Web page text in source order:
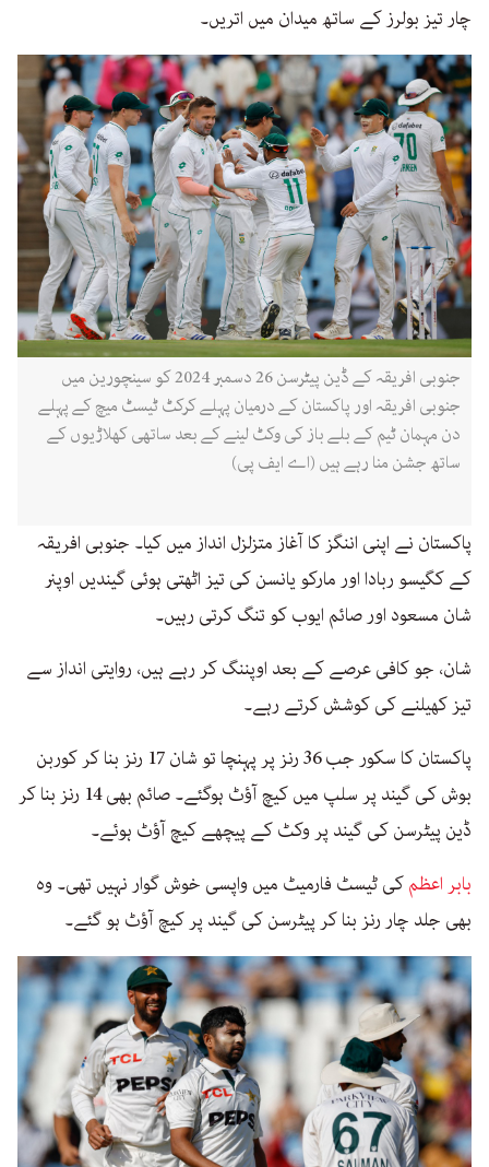
چار تیز بولرز کے ساتھ میدان میں اتریں۔
جنوبی افریقہ کے ڈین پیٹرسن 26 دسمبر 2024 کو سینچورین میں
جنوبی افریقہ اور پاکستان کے درمیان پہلے کرکٹ ٹیسٹ میچ کے پہلے
دن مہمان ٹیم کے بلے باز کی وکٹ لینے کے بعد ساتھی کھلاڑیوں کے
ساتھ جشن منا رہے ہیں (اے ایف پی)
پاکستان نے اپنی اننگز کا آغاز متزلزل انداز میں کیا۔ جنوبی افریقہ
کے کگیسو ربادا اور مارکو یانسن کی تیز اٹھتی ہوئی گیندیں اوپنر
شان مسعود اور صائم ایوب کو تنگ کرتی رہیں۔
شان، جو کافی عرصے کے بعد اوپننگ کر رہے ہیں، روایتی انداز سے
تیز کھیلنے کی کوشش کرتے رہے۔
پاکستان کا سکور جب 36 رنز پر پہنچا تو شان 17 رنز بنا کر کوربن
بوش کی گیند پر سلپ میں کیچ آؤٹ ہوگئے۔ صائم بھی 14 رنز بنا کر
ڈین پیٹرسن کی گیند پر وکٹ کے پیچھے کیچ آؤٹ ہوئے۔
بابر اعظمکی ٹیسٹ فارمیٹ میں واپسی خوش گوار نہیں تھی۔ وہ
بھی جلد چار رنز بنا کر پیٹرسن کی گیند پر کیچ آؤٹ ہو گئے۔